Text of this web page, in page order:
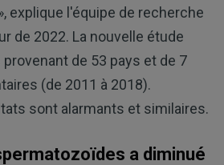
explique l'équipe de recherche
de 2022. La nouvelle étude
de 53 pays et de 7
(de 2011 à 2018).
sont alarmants et similaires.
a diminué